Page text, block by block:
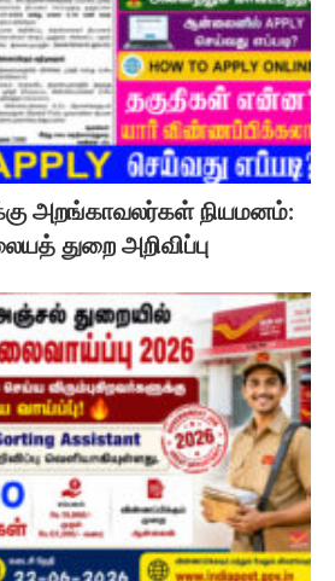
அறங்காவலர்கள் நியமனம்:
துறை அறிவிப்பு